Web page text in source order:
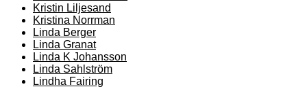
Kristin Liljesand
Kristina Norrman
Linda Berger
Linda Granat
Linda K Johansson
Linda Sahlström
Lindha Fairing